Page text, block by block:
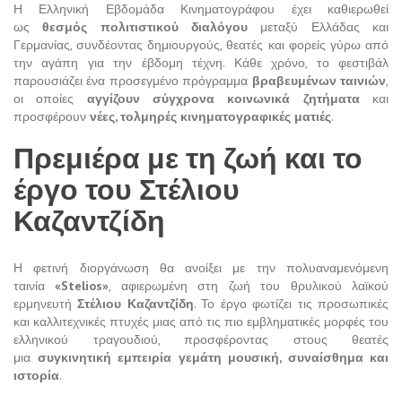
Η Ελληνική Εβδομάδα Κινηματογράφου έχει καθιερωθεί
ωςθεσμός πολιτιστικού διαλόγου μεταξύ Ελλάδας και
Γερμανίας, συνδέοντας δημιουργούς, θεατές και φορείς γύρω από
την αγάπη για την έβδομη τέχνη. Κάθε χρόνο, το φεστιβάλ
παρουσιάζει ένα προσεγμένο πρόγραμμα βραβευμένων ταινιών,
οι οποίες αγγίζουν σύγχρονα κοινωνικά ζητήματακαι
προσφέρουν νέες, τολμηρές κινηματογραφικές ματιές.
Πρεμιέρα με τη ζωή και το
έργο του Στέλιου
Καζαντζίδη
Η φετινή διοργάνωση θα ανοίξει με την πολυαναμενόμενη
ταινία«Stelios», αφιερωμένη στη ζωή του θρυλικού λαϊκού
ερμηνευτήΣτέλιου Καζαντζίδη. Το έργο φωτίζει τις προσωπικές
και καλλιτεχνικές πτυχές μιας από τις πιο εμβληματικές μορφές του
ελληνικού τραγουδιού, προσφέροντας στους θεατές
μια συγκινητική εμπειρία γεμάτη μουσική, συναίσθημα και
ιστορία.